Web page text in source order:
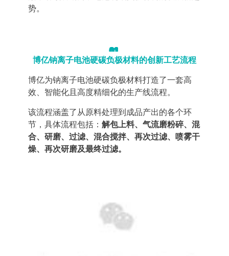
势。
01
博亿钠离子电池硬碳负极材料的创新工艺流程
博亿为钠离子电池硬碳负极材料打造了一套高
效、智能化且高度精细化的生产线流程。
该流程涵盖了从原料处理到成品产出的各个环
节，具体流程包括： 解包上料、气流磨粉碎、混
合、研磨、过滤、混合搅拌、再次过滤、喷雾干
燥、再次研磨及最终过滤。